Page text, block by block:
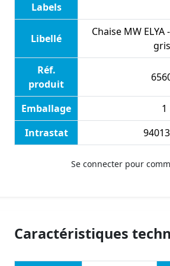
Labels
Libellé
Chaise MW
Réf.
produit
Emballage
1
Intrastat
Se connecter pour
Caractéristiques